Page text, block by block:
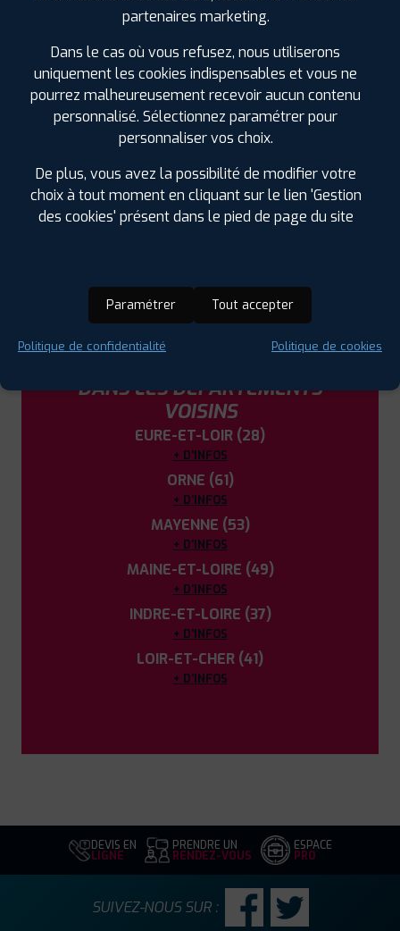
Avrillé (49)
Bouchemaine (49)
Coulaines (72)
Mûrs-Erigné (49)
Noyal-Châtillon-sur-Seiche (35)
Ponts-de-Cé (49)
Sucé-sur-Erdre (44)
Trélazé (49)
DANS LES DÉPARTEMENTS
VOISINS
EURE-ET-LOIR (28)
+ D'INFOS
ORNE (61)
+ D'INFOS
MAYENNE (53)
+ D'INFOS
MAINE-ET-LOIRE (49)
+ D'INFOS
INDRE-ET-LOIRE (37)
+ D'INFOS
LOIR-ET-CHER (41)
+ D'INFOS
DEVIS EN
LIGNE
PRENDRE UN
RENDEZ-VOUS
ESPACE
PRO
SUIVEZ-NOUS SUR :
partenaires marketing.
Dans le cas où vous refusez, nous utiliserons
uniquement les cookies indispensables et vous ne
pourrez malheureusement recevoir aucun contenu
personnalisé. Sélectionnez paramétrer pour
personnaliser vos choix.
De plus, vous avez la possibilité de modifier votre
choix à tout moment en cliquant sur le lien 'Gestion
des cookies' présent dans le pied de page du site
Paramétrer Tout accepter
Politique de confidentialité Politique de cookies